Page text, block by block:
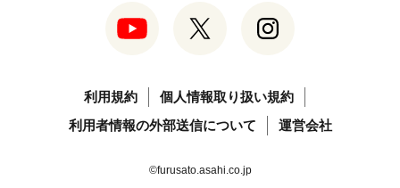
利用規約
個人情報取り扱い規約
利用者情報の外部送信について
運営会社
©furusato.asahi.co.jp